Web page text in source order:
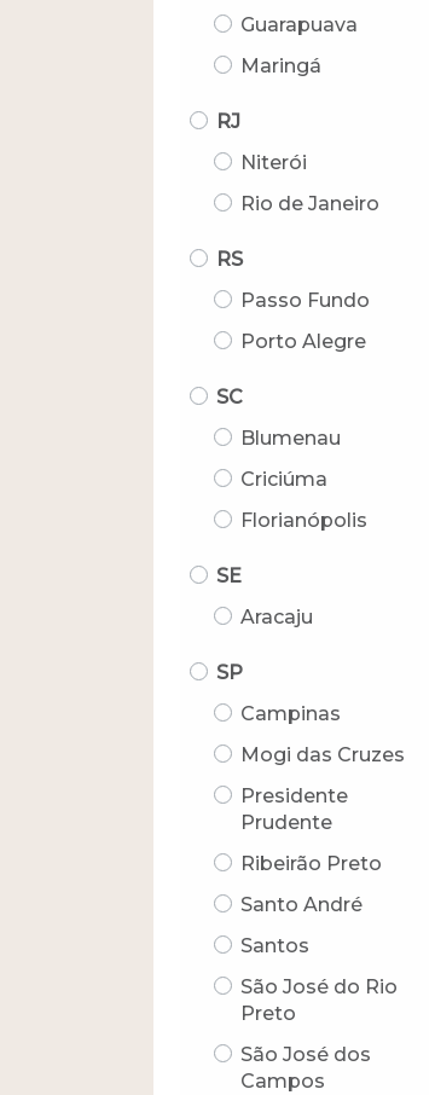
Guarapuava
Maringá
RJ
Niterói
Rio de Janeiro
RS
Passo Fundo
Porto Alegre
SC
Blumenau
Criciúma
Florianópolis
SE
Aracaju
SP
Campinas
Mogi das Cruzes
Presidente
Prudente
Ribeirão Preto
Santo André
Santos
São José do Rio
Preto
São José dos
Campos